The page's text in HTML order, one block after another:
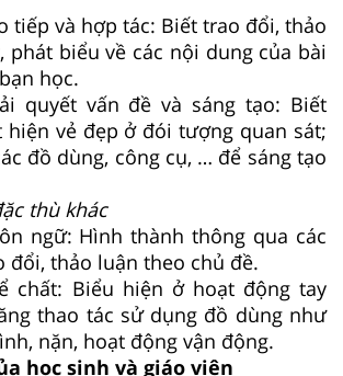
tiếp và hợp tác: Biết trao đổi, thảo
phát biểu về các nội dung của bài
học.
quyết vấn đề và sáng tạo: Biết
hiện vẻ đẹp ở đói tượng quan sát;
đồ dùng, công cụ, … để sáng tạo
thù khác
ngữ: Hình thành thông qua các
đổi, thảo luận theo chủ đề.
chất: Biểu hiện ở hoạt động tay
thao tác sử dụng đồ dùng như
nặn, hoạt động vận động.
học sinh và giáo viên